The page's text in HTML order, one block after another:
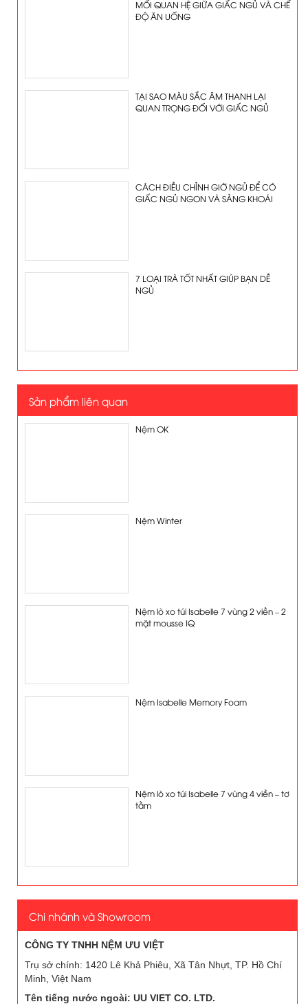
MỐI QUAN HỆ GIỮA GIẤC NGỦ VÀ CHẾ
ĐỘ ĂN UỐNG
TẠI SAO MÀU SẮC ÂM THANH LẠI
QUAN TRỌNG ĐỐI VỚI GIẤC NGỦ
CÁCH ĐIỀU CHỈNH GIỜ NGỦ ĐỂ CÓ
GIẤC NGỦ NGON VÀ SẢNG KHOÁI
7 LOẠI TRÀ TỐT NHẤT GIÚP BẠN DỄ
NGỦ
Sản phẩm liên quan
Nệm OK
Nệm Winter
Nệm lò xo túi Isabelle 7 vùng 2 viền – 2
mặt mousse IQ
Nệm Isabelle Memory Foam
Nệm lò xo túi Isabelle 7 vùng 4 viền – tơ
tằm
Chi nhánh và Showroom
CÔNG TY TNHH NỆM ƯU VIỆT
Trụ sở chính: 1420 Lê Khả Phiêu, Xã Tân Nhựt, TP. Hồ Chí
Minh, Việt Nam
Tên tiếng nước ngoài: UU VIET CO. LTD.